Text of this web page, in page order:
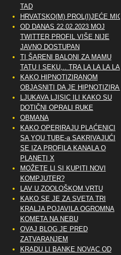
TAD
HRVATSKO(M) PROL(I)JEĆE MIG
OD DANAS 22.02.2023 MOJ
TWITTER PROFIL VIŠE NIJE
JAVNO DOSTUPAN
TI ŠARENI BALONI ZA MAMU
TATU I SEKU,.. TRA LA LA LA LA
KAKO HIPNOTIZIRANOM
OBJASNITI DA JE HIPNOTIZIRAN
LJUKAVA LJISIC ILI KAKO SU
DOTIČNI OPRALI RUKE
OBMANA
KAKO OPERIRAJU PLAĆENICI
SA YOU TUBE-a SAKRIVAJUĆI
SE IZA PROFILA KANALA O
PLANETI X
MOŽETE LI SI KUPITI NOVI
KOMPJUTER?
LAV U ZOOLOŠKOM VRTU
KAKO SE JE ZA SVETA TRI
KRALJA POJAVILA OGROMNA
KOMETA NA NEBU
OVAJ BLOG JE PRED
ZATVARANJEM
KRADU LI BANKE NOVAC OD